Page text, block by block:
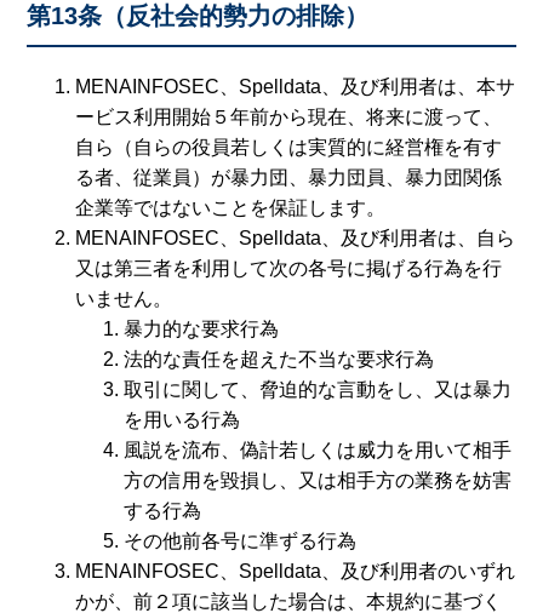
第13条（反社会的勢力の排除）
MENAINFOSEC、Spelldata、及び利用者は、本サ
ービス利用開始５年前から現在、将来に渡って、
自ら（自らの役員若しくは実質的に経営権を有す
る者、従業員）が暴力団、暴力団員、暴力団関係
企業等ではないことを保証します。
MENAINFOSEC、Spelldata、及び利用者は、自ら
又は第三者を利用して次の各号に掲げる行為を行
いません。
暴力的な要求行為
法的な責任を超えた不当な要求行為
取引に関して、脅迫的な言動をし、又は暴力
を用いる行為
風説を流布、偽計若しくは威力を用いて相手
方の信用を毀損し、又は相手方の業務を妨害
する行為
その他前各号に準ずる行為
MENAINFOSEC、Spelldata、及び利用者のいずれ
かが、前２項に該当した場合は、本規約に基づく